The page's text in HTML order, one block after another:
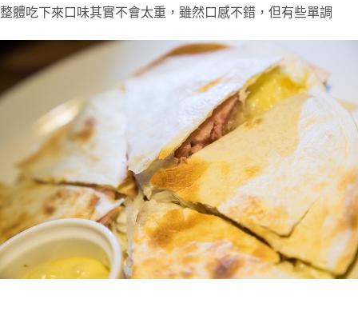
整體吃下來口味其實不會太重，雖然口感不錯，但有些單調